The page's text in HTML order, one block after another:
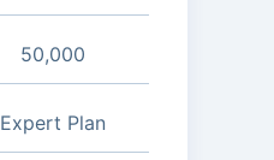
50,000
Expert Plan